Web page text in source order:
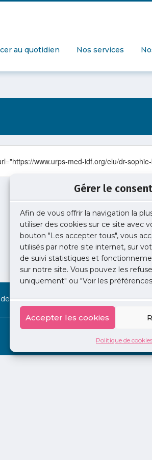
Gérer le
Afin de vous offrir la navigation la
utiliser des cookies sur ce site avec
bouton "Les accepter tous", vous
utilisés par notre site internet, sur
de suivi statistiques et
sur notre site. Vous pouvez les
uniquement" ou "Voir les
Accepter les cookies
Politique de cookies
au quotidien Nos services
www.urps-med-idf.org/elu/dr-
à l’installation La Centrale 2 jours